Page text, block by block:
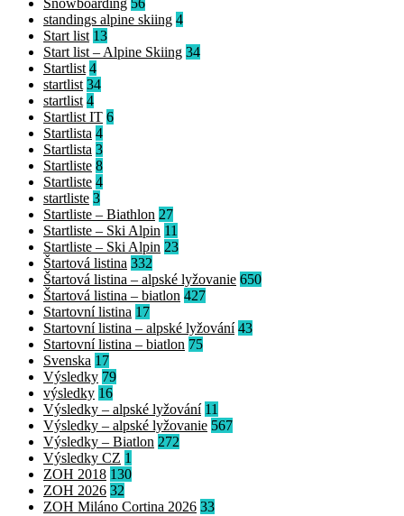
Snowboarding 56
standings alpine skiing 4
Start list 13
Start list – Alpine Skiing 34
Startlist 4
startlist 34
startlist 4
Startlist IT 6
Startlista 4
Startlista 3
Startliste 8
Startliste 4
startliste 3
Startliste – Biathlon 27
Startliste – Ski Alpin 11
Startliste – Ski Alpin 23
Štartová listina 332
Štartová listina – alpské lyžovanie 650
Štartová listina – biatlon 427
Startovní listina 17
Startovní listina – alpské lyžování 43
Startovní listina – biatlon 75
Svenska 17
Výsledky 79
výsledky 16
Výsledky – alpské lyžování 11
Výsledky – alpské lyžovanie 567
Výsledky – Biatlon 272
Výsledky CZ 1
ZOH 2018 130
ZOH 2026 32
ZOH Miláno Cortina 2026 33